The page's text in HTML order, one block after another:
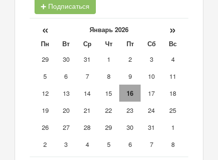
Подписаться
« Январь 2026 »
Пн Вт Ср Чт Пт Сб
Вс
29
30 31 1 2 3
4
5
6 7 8 9 10
11
12
13 14 15 16 17
18
19
20 21 22 23 24
25
26
27 28 29 30 31
1
2
3 4 5 6 7 8